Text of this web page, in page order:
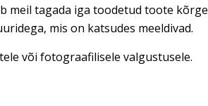
meil tagada iga toodetud toote kõrge
mis on katsudes meeldivad.
või fotograafilisele valgustusele.